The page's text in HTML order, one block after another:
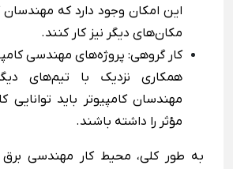
این امکان وجود دارد که مهندسان
مکان‌های دیگر نیز کار کنند.
کار گروهی: پروژه‌های مهندسی
همکاری نزدیک با تیم‌های دیگر
مهندسان کامپیوتر باید توانایی
مؤثر را داشته باشند.
به طور کلی، محیط کار مهندسی